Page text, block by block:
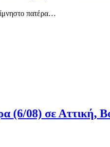
πατέρα…
(6/08) σε Αττική,